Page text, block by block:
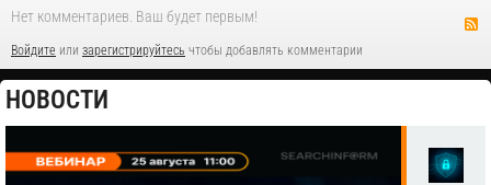
Нет комментариев. Ваш будет первым!
Войдите или зарегистрируйтесь чтобы добавлять комментарии
НОВОСТИ